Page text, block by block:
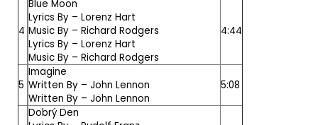
4
Blue Moon
Lyrics By – Lorenz Hart
Music By – Richard Rodgers
Lyrics By – Lorenz Hart
Music By – Richard Rodgers
4:44
5
Imagine
Written By – John Lennon
Written By – John Lennon
5:08
Dobrý Den